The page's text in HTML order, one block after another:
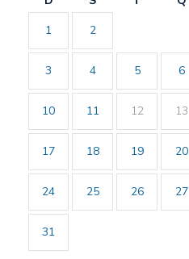
1
2
3 4 5 6
10 11 12 13
17 18 19 20
24 25 26 27
31